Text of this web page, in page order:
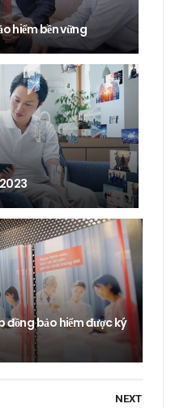
hiểm bền vững
đồng bảo hiểm được ký
NEXT